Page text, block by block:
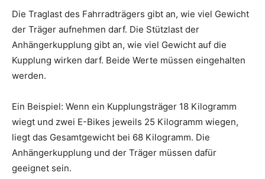
Die Traglast des Fahrradträgers gibt an, wie viel Gewicht
der Träger aufnehmen darf. Die Stützlast der
Anhängerkupplung gibt an, wie viel Gewicht auf die
Kupplung wirken darf. Beide Werte müssen eingehalten
werden.
Ein Beispiel: Wenn ein Kupplungsträger 18 Kilogramm
wiegt und zwei E-Bikes jeweils 25 Kilogramm wiegen,
liegt das Gesamtgewicht bei 68 Kilogramm. Die
Anhängerkupplung und der Träger müssen dafür
geeignet sein.